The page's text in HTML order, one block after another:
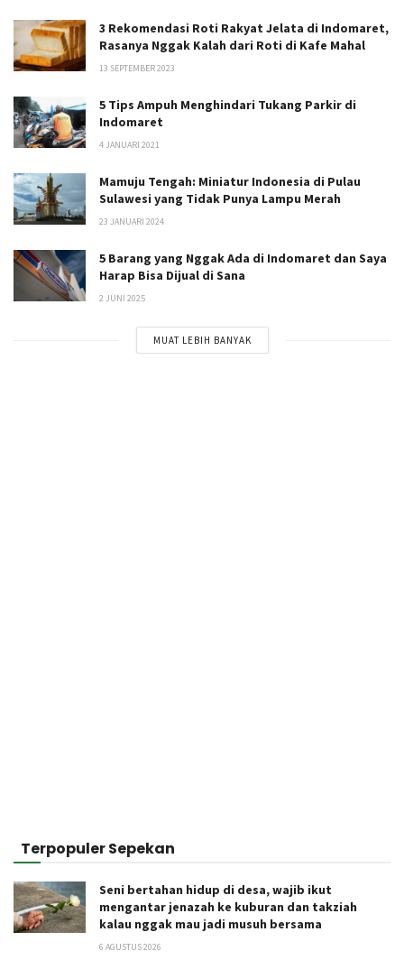
3 Rekomendasi Roti Rakyat Jelata di Indomaret,
Rasanya Nggak Kalah dari Roti di Kafe Mahal
13 SEPTEMBER 2023
5 Tips Ampuh Menghindari Tukang Parkir di
Indomaret
4 JANUARI 2021
Mamuju Tengah: Miniatur Indonesia di Pulau
Sulawesi yang Tidak Punya Lampu Merah
23 JANUARI 2024
5 Barang yang Nggak Ada di Indomaret dan Saya
Harap Bisa Dijual di Sana
2 JUNI 2025
MUAT LEBIH BANYAK
Terpopuler Sepekan
Seni bertahan hidup di desa, wajib ikut
mengantar jenazah ke kuburan dan takziah
kalau nggak mau jadi musuh bersama
6 AGUSTUS 2026